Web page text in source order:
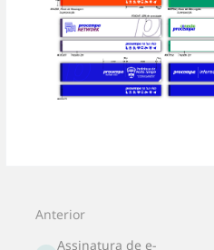
de
Anterior
Assinatura de e-